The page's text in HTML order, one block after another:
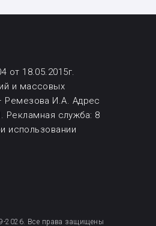
от 18.05.2015г.
и массовых
Ремезова И.А. Адрес
Рекламная служба: 8
использовании
2026. Все права защищены